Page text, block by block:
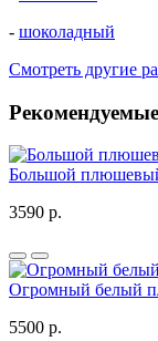
- шоколадный
Смотреть другие
Большой
3590 р.
Огромный белый
5500 р.